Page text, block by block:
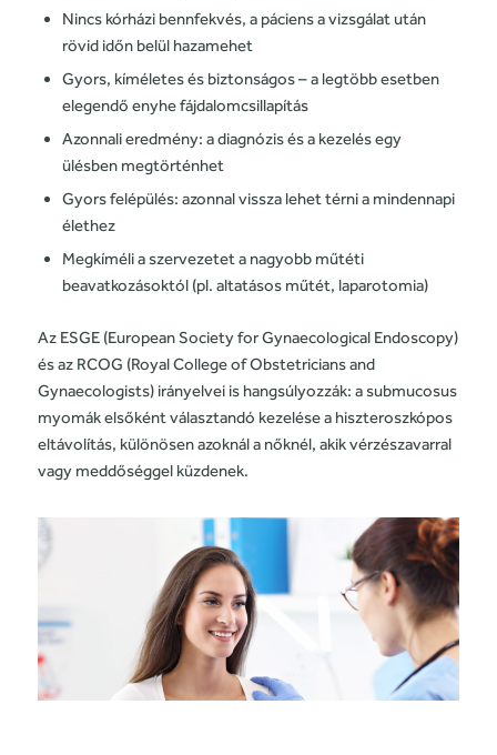
Nincs kórházi bennfekvés, a páciens a vizsgálat után
rövid időn belül hazamehet
Gyors, kíméletes és biztonságos – a legtöbb esetben
elegendő enyhe fájdalomcsillapítás
Azonnali eredmény: a diagnózis és a kezelés egy
ülésben megtörténhet
Gyors felépülés: azonnal vissza lehet térni a mindennapi
élethez
Megkíméli a szervezetet a nagyobb műtéti
beavatkozásoktól (pl. altatásos műtét, laparotomia)
Az ESGE (European Society for Gynaecological Endoscopy)
és az RCOG (Royal College of Obstetricians and
Gynaecologists) irányelvei is hangsúlyozzák: a submucosus
myomák elsőként választandó kezelése a hiszteroszkópos
eltávolítás, különösen azoknál a nőknél, akik vérzészavarral
vagy meddőséggel küzdenek.